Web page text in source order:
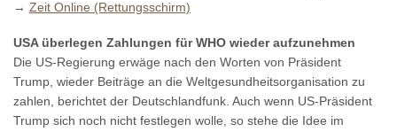
→ Zeit Online (Rettungsschirm)
USA überlegen Zahlungen für WHO wieder aufzunehmen
Die US-Regierung erwäge nach den Worten von Präsident
Trump, wieder Beiträge an die Weltgesundheitsorganisation zu
zahlen, berichtet der Deutschlandfunk. Auch wenn US-Präsident
Trump sich noch nicht festlegen wolle, so stehe die Idee im